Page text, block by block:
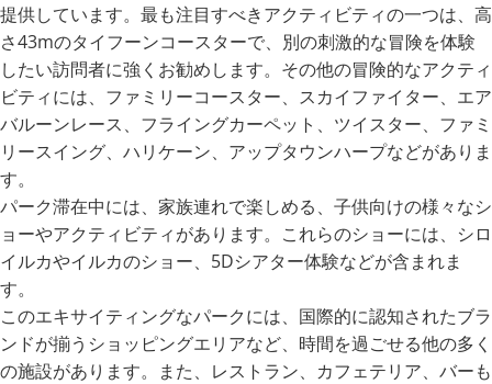
提供しています。最も注目すべきアクティビティの一つは、高
さ43mのタイフーンコースターで、別の刺激的な冒険を体験
したい訪問者に強くお勧めします。その他の冒険的なアクティ
ビティには、ファミリーコースター、スカイファイター、エア
バルーンレース、フライングカーペット、ツイスター、ファミ
リースイング、ハリケーン、アップタウンハープなどがありま
す。
パーク滞在中には、家族連れで楽しめる、子供向けの様々なシ
ョーやアクティビティがあります。これらのショーには、シロ
イルカやイルカのショー、5Dシアター体験などが含まれま
す。
このエキサイティングなパークには、国際的に認知されたブラ
ンドが揃うショッピングエリアなど、時間を過ごせる他の多く
の施設があります。また、レストラン、カフェテリア、バーも